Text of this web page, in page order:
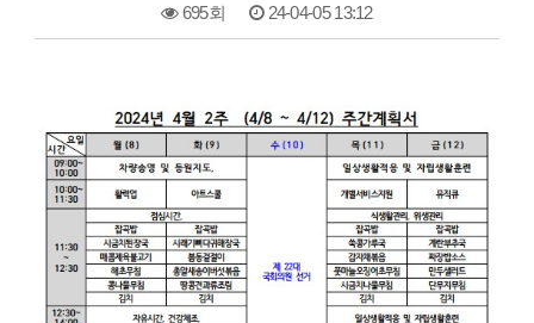
695회 24-04-05 13:12